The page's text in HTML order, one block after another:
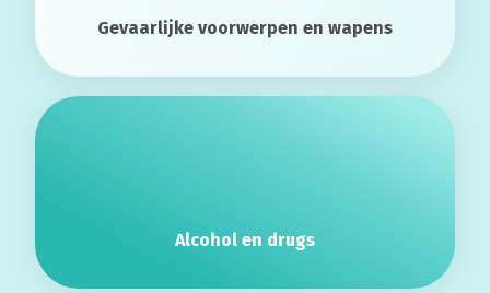
Gevaarlijke voorwerpen en wapens
Alcohol en drugs